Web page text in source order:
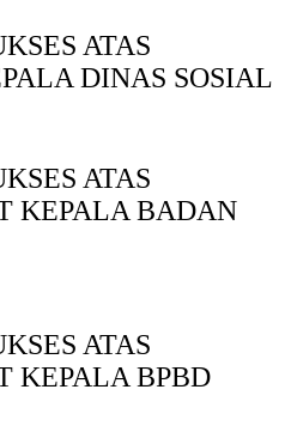
ATAS
DINAS SOSIAL
ATAS
KEPALA BADAN
ATAS
KEPALA BPBD